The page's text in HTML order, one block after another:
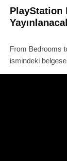
PlayStation
From Bedrooms
ismindeki